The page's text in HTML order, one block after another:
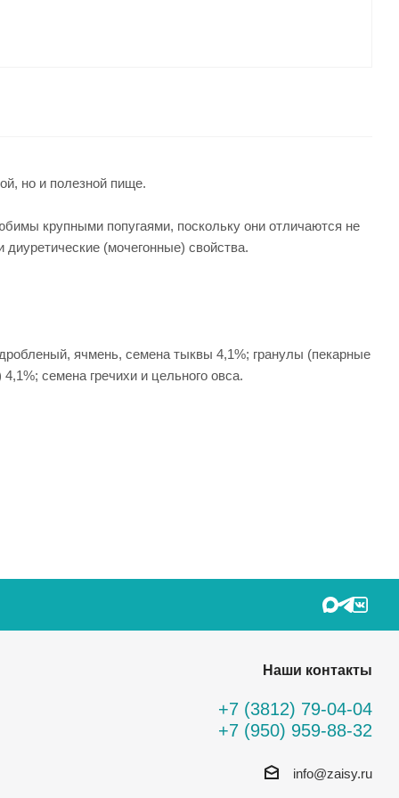
но и полезной пище.
крупными попугаями, поскольку они отличаются не
(мочегонные) свойства.
ячмень, семена тыквы 4,1%; гранулы (пекарные
семена гречихи и цельного овса.
Наши контакты
+7 (3812) 79-04-04
+7 (950) 959-88-32
info@zaisy.ru